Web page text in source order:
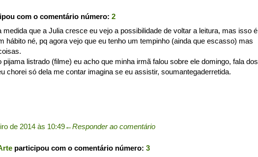
com o comentário número: 2
medida que a Julia cresce eu vejo a possibilidade de voltar a leitura, mas isso é
hábito né, pq agora vejo que eu tenho um tempinho (ainda que escasso) mas
pijama listrado (filme) eu acho que minha irmã falou sobre ele domingo, fala dos
chorei só dela me contar imagina se eu assistir, soumantegaderretida.
de 2014 às 10:49←Responder ao comentário
participou com o comentário número: 3